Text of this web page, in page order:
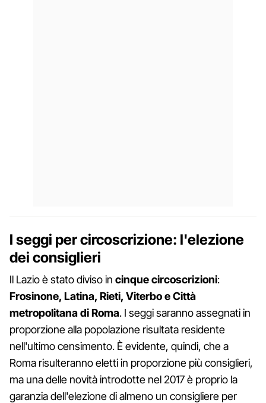
I seggi per circoscrizione: l'elezione
dei consiglieri
Il Lazio è stato diviso in cinque circoscrizioni:
Frosinone, Latina, Rieti, Viterbo e Città
metropolitana di Roma. I seggi saranno assegnati in
proporzione alla popolazione risultata residente
nell'ultimo censimento. È evidente, quindi, che a
Roma risulteranno eletti in proporzione più consiglieri,
ma una delle novità introdotte nel 2017 è proprio la
garanzia dell'elezione di almeno un consigliere per